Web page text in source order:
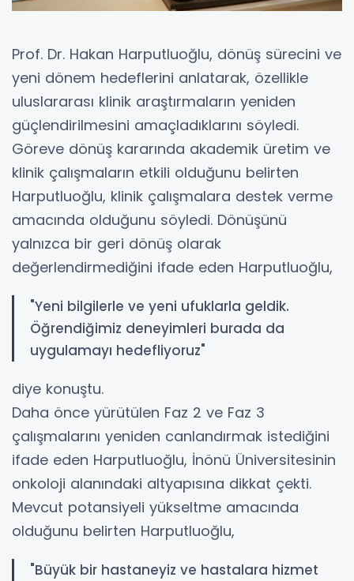
Prof. Dr. Hakan Harputluoğlu, dönüş sürecini ve
yeni dönem hedeflerini anlatarak, özellikle
uluslararası klinik araştırmaların yeniden
güçlendirilmesini amaçladıklarını söyledi.
Göreve dönüş kararında akademik üretim ve
klinik çalışmaların etkili olduğunu belirten
Harputluoğlu, klinik çalışmalara destek verme
amacında olduğunu söyledi. Dönüşünü
yalnızca bir geri dönüş olarak
değerlendirmediğini ifade eden Harputluoğlu,
"Yeni bilgilerle ve yeni ufuklarla geldik.
Öğrendiğimiz deneyimleri burada da
uygulamayı hedefliyoruz"
diye konuştu.
Daha önce yürütülen Faz 2 ve Faz 3
çalışmalarını yeniden canlandırmak istediğini
ifade eden Harputluoğlu, İnönü Üniversitesinin
onkoloji alanındaki altyapısına dikkat çekti.
Mevcut potansiyeli yükseltme amacında
olduğunu belirten Harputluoğlu,
"Büyük bir hastaneyiz ve hastalara hizmet